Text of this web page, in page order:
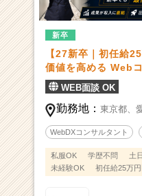
新卒
【27新卒｜初任給
価値を高める Web
WEB面談 OK
勤務地： 東京都、
WebDXコンサルタント
私服OK 学歴不問 土
未経験OK
初任給25万